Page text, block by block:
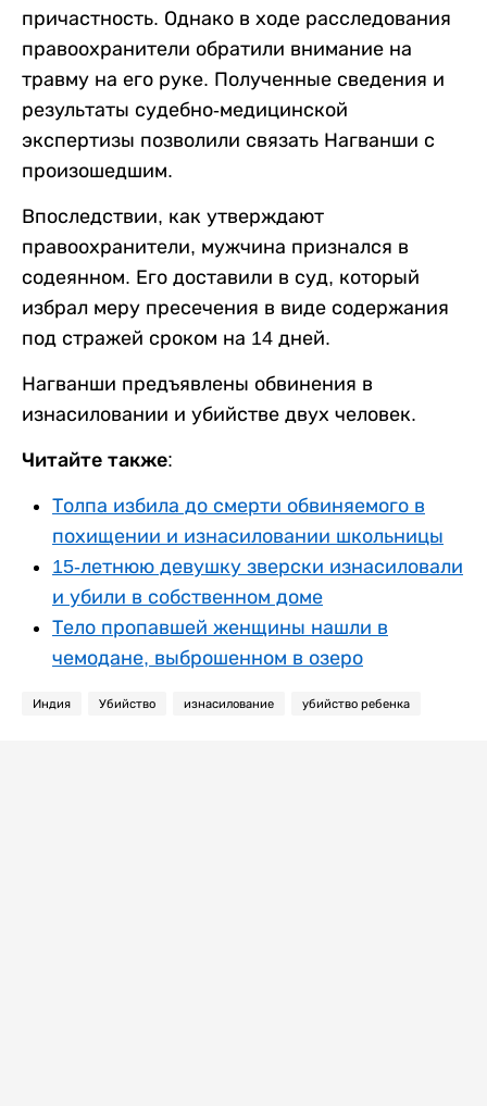
причастность. Однако в ходе расследования
правоохранители обратили внимание на
травму на его руке. Полученные сведения и
результаты судебно-медицинской
экспертизы позволили связать Нагванши с
произошедшим.
Впоследствии, как утверждают
правоохранители, мужчина признался в
содеянном. Его доставили в суд, который
избрал меру пресечения в виде содержания
под стражей сроком на 14 дней.
Нагванши предъявлены обвинения в
изнасиловании и убийстве двух человек.
Читайте также:
Толпа избила до смерти обвиняемого в
похищении и изнасиловании школьницы
15-летнюю девушку зверски изнасиловали
и убили в собственном доме
Тело пропавшей женщины нашли в
чемодане, выброшенном в озеро
Индия Убийство изнасилование убийство ребенка